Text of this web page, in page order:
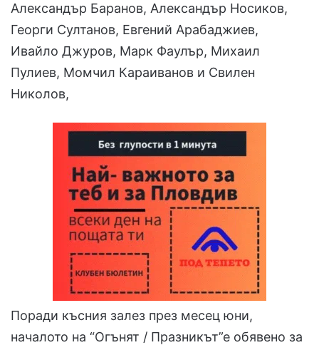
Александър Баранов, Александър Носиков,
Георги Султанов, Евгений Арабаджиев,
Ивайло Джуров, Марк Фаулър, Михаил
Пулиев, Момчил Караиванов и Свилен
Николов,
Поради късния залез през месец юни,
началото на “Огънят / Празникът”е обявено за